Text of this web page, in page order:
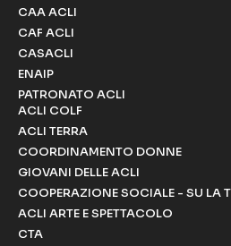
CAA ACLI
CAF ACLI
CASACLI
ENAIP
PATRONATO ACLI
ACLI COLF
ACLI TERRA
COORDINAMENTO DONNE
GIOVANI DELLE ACLI
COOPERAZIONE SOCIALE - SU LA
ACLI ARTE E SPETTACOLO
CTA